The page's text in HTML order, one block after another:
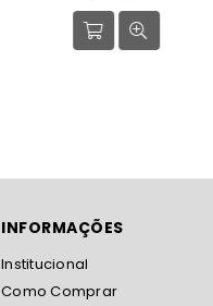
INFORMAÇÕES
Institucional
Como Comprar